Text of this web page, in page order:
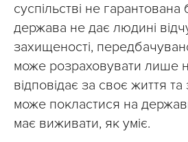
суспільстві не гарантована
держава не дає людині
захищеності,
може розраховувати лише
відповідає за своє життя
може покластися на
має виживати, як уміє.